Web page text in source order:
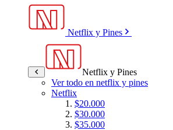
Netflix y Pines
Netflix y Pines
Ver todo en netflix y pines
Netflix
$20.000
$30.000
$35.000